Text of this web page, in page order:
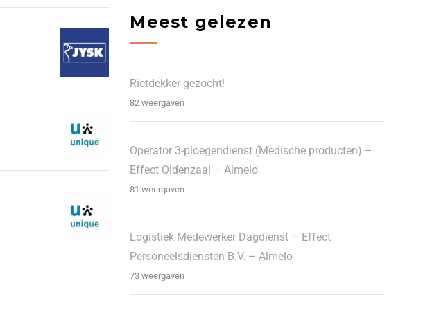
Meest gelezen
Rietdekker gezocht!
82 weergaven
Operator 3-ploegendienst (Medische producten) –
Effect Oldenzaal – Almelo
81 weergaven
Logistiek Medewerker Dagdienst – Effect
Personeelsdiensten B.V. – Almelo
73 weergaven